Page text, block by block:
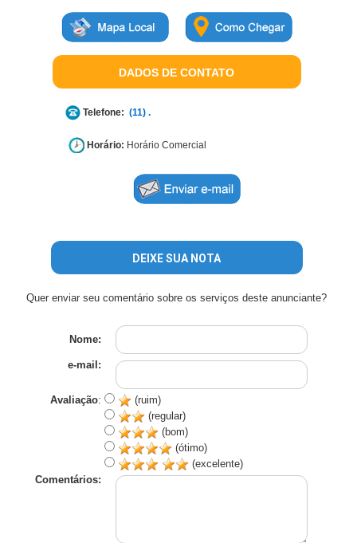
DADOS DE CONTATO
Telefone: (11) .
Horário: Horário Comercial
DEIXE SUA NOTA
Quer enviar seu comentário sobre os serviços deste anunciante?
Nome:
e-mail:
Avaliação:
(ruim)
(regular)
(bom)
(ótimo)
(excelente)
Comentários: